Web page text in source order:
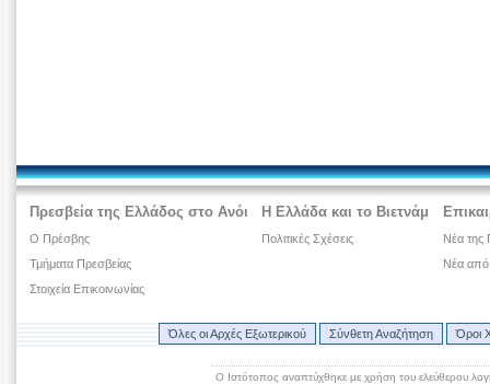
Πρεσβεία της Ελλάδος στο Ανόι
Ο Πρέσβης
Τμήματα Πρεσβείας
Στοιχεία Επικοινωνίας
Η Ελλάδα και το Βιετνάμ
Πολιτικές Σχέσεις
Νέα της
Νέα από
Όλες οι Αρχές Εξωτερικού Σύνθετη Αναζήτηση Όροι
Ο Ιστότοπος αναπτύχθηκε με χρήση του ελεύθερου